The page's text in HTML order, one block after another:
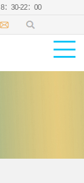
：30-22：00